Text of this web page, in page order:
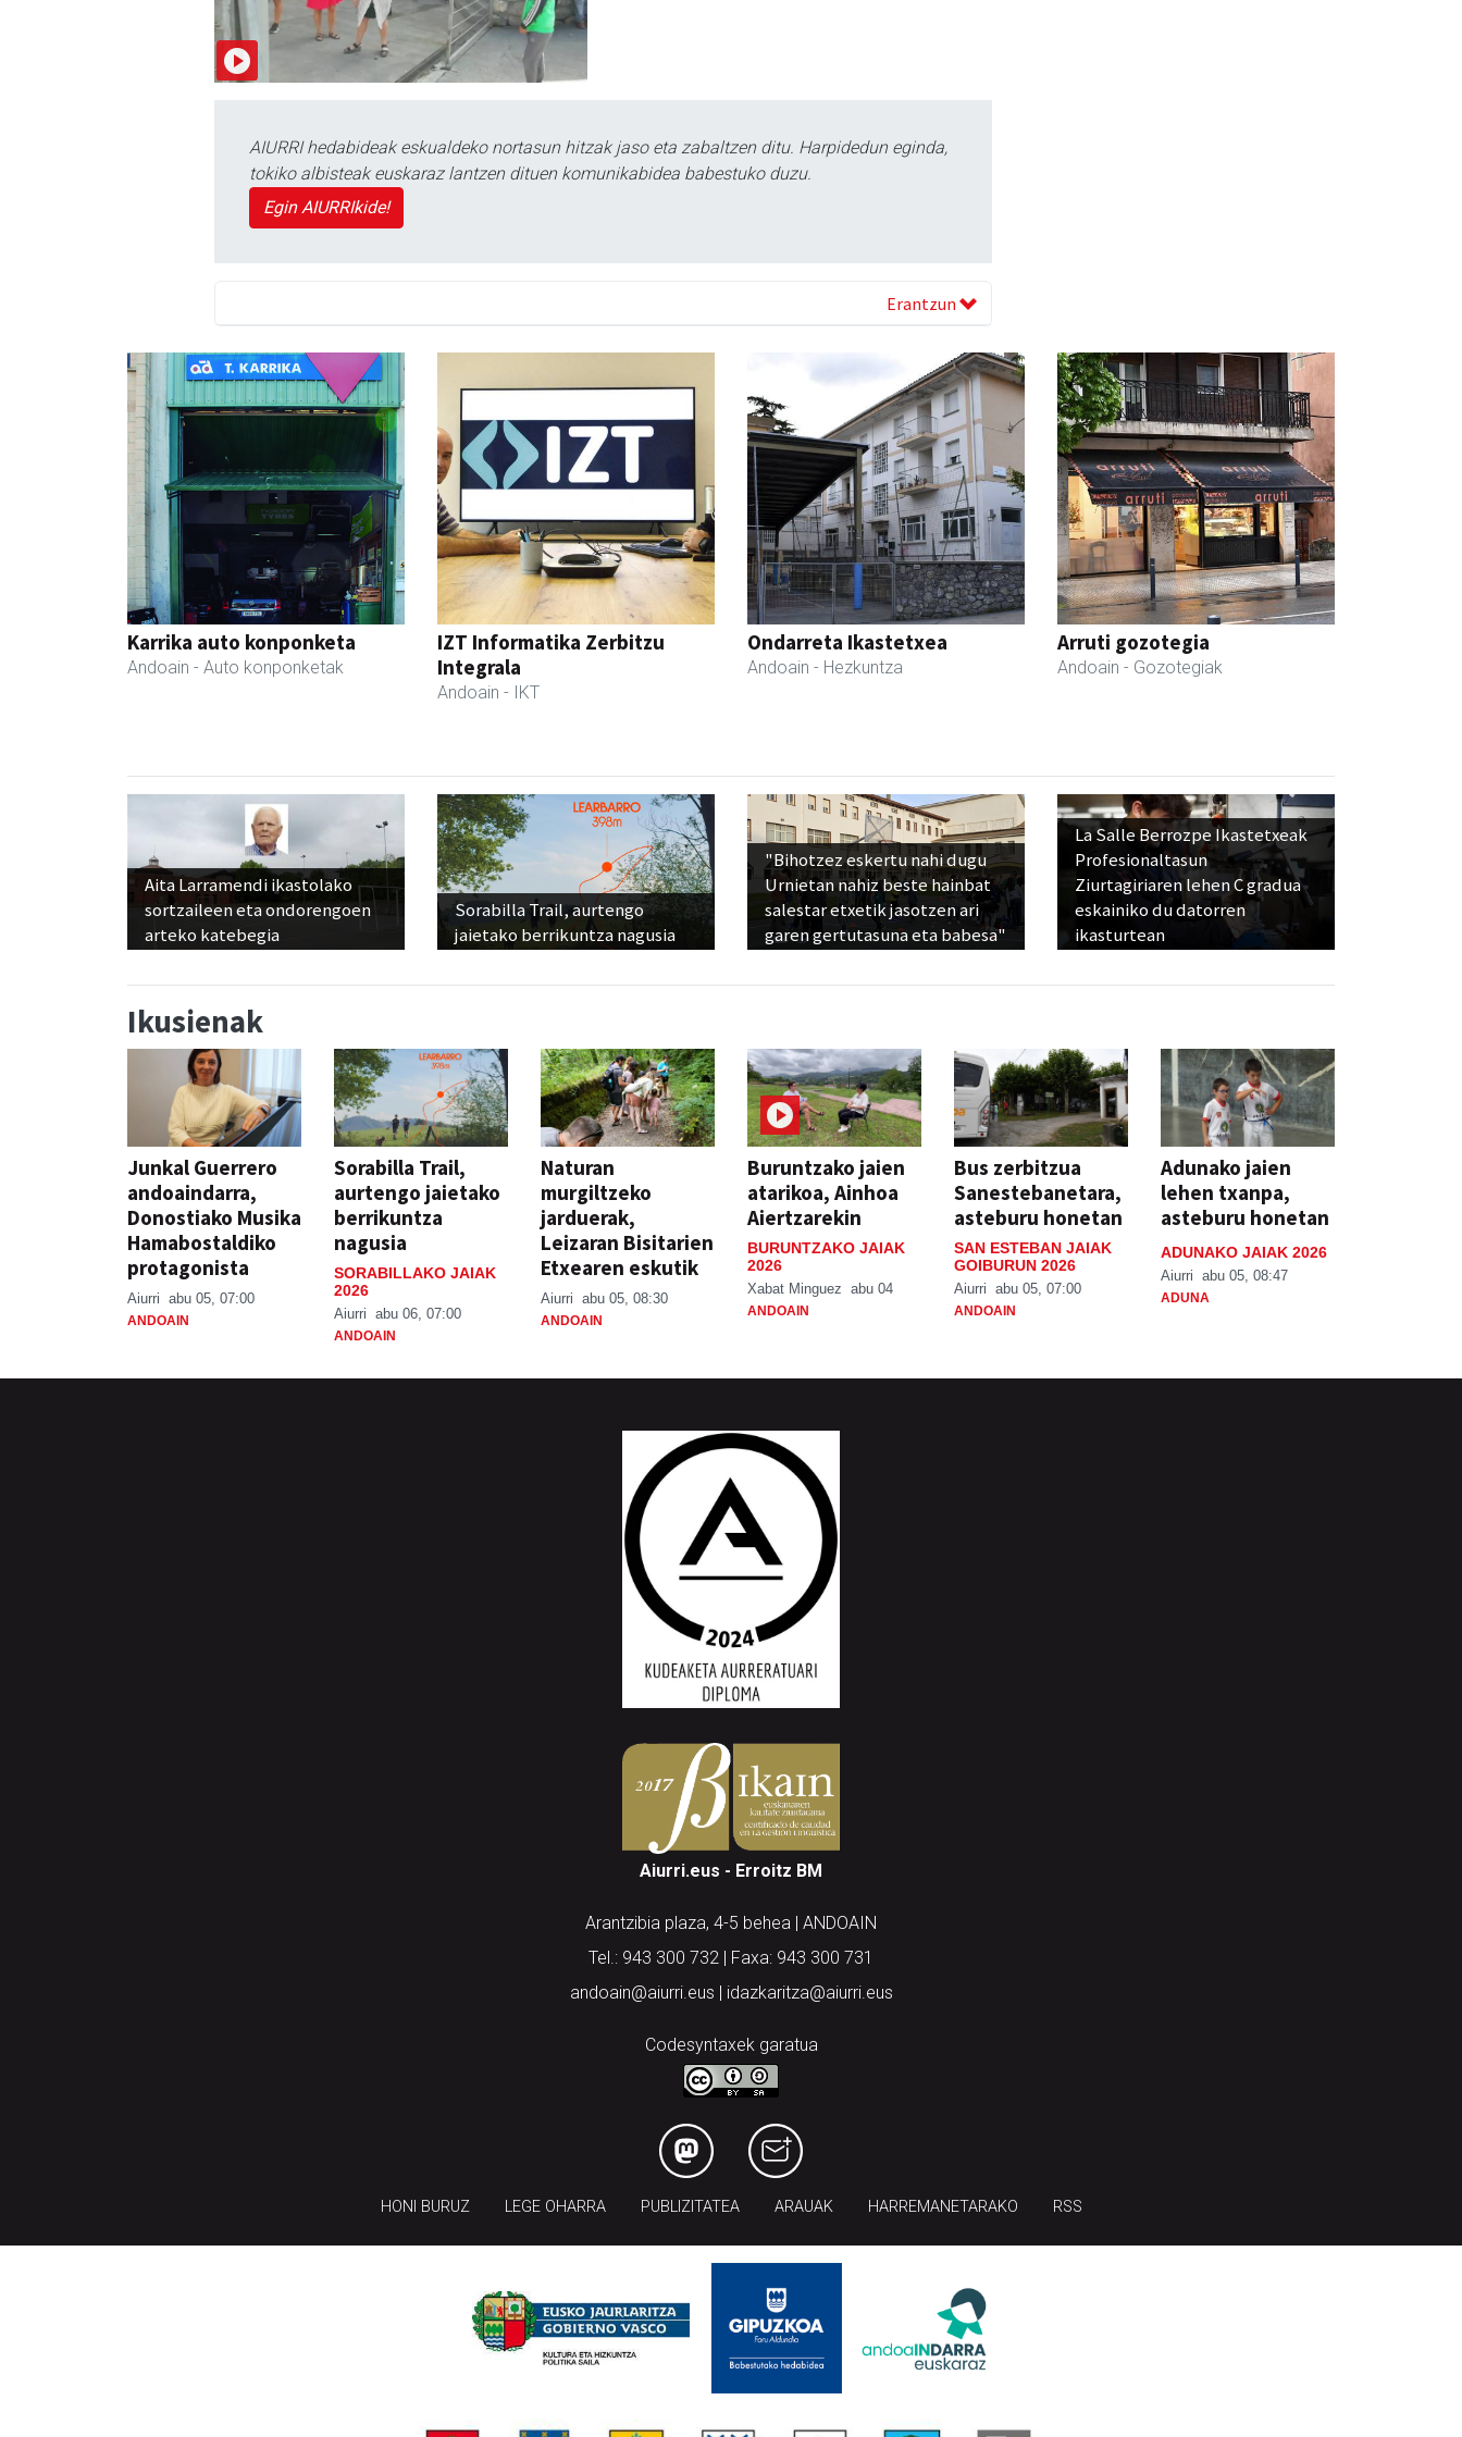
AIURRI hedabideak eskualdeko nortasun hitzak jaso eta zabaltzen ditu. Harpidedun eginda,
tokiko albisteak euskaraz lantzen dituen komunikabidea babestuko duzu.
Egin AIURRIkide!
Erantzun
Karrika auto konponketa
Andoain - Auto konponketak
IZT Informatika Zerbitzu
Integrala
Andoain - IKT
Ondarreta Ikastetxea
Andoain - Hezkuntza
Arruti gozotegia
Andoain - Gozotegiak
Aita Larramendi ikastolako
sortzaileen eta ondorengoen
arteko katebegia
Sorabilla Trail, aurtengo
jaietako berrikuntza nagusia
"Bihotzez eskertu nahi dugu
Urnietan nahiz beste hainbat
salestar etxetik jasotzen ari
garen gertutasuna eta babesa"
La Salle Berrozpe Ikastetxeak
Profesionaltasun
Ziurtagiriaren lehen C gradua
eskainiko du datorren
ikasturtean
Ikusienak
Junkal Guerrero
andoaindarra,
Donostiako Musika
Hamabostaldiko
protagonista
Aiurri abu 05, 07:00
ANDOAIN
Sorabilla Trail,
aurtengo jaietako
berrikuntza
nagusia
SORABILLAKO JAIAK
2026
Aiurri abu 06, 07:00
ANDOAIN
Naturan
murgiltzeko
jarduerak,
Leizaran Bisitarien
Etxearen eskutik
Aiurri abu 05, 08:30
ANDOAIN
Buruntzako jaien
atarikoa, Ainhoa
Aiertzarekin
BURUNTZAKO JAIAK
2026
Xabat Minguez abu 04
ANDOAIN
Bus zerbitzua
Sanestebanetara,
asteburu honetan
SAN ESTEBAN JAIAK
GOIBURUN 2026
Aiurri abu 05, 07:00
ANDOAIN
Adunako jaien
lehen txanpa,
asteburu honetan
ADUNAKO JAIAK 2026
Aiurri abu 05, 08:47
ADUNA
Aiurri.eus - Erroitz BM
Arantzibia plaza, 4-5 behea | ANDOAIN
Tel.: 943 300 732 | Faxa: 943 300 731
andoain@aiurri.eus | idazkaritza@aiurri.eus
Codesyntaxek garatua
HONI BURUZ LEGE OHARRA PUBLIZITATEA ARAUAK HARREMANETARAKO RSS